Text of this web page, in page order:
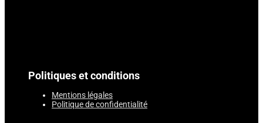
Politiques et conditions
Mentions légales
Politique de confidentialité